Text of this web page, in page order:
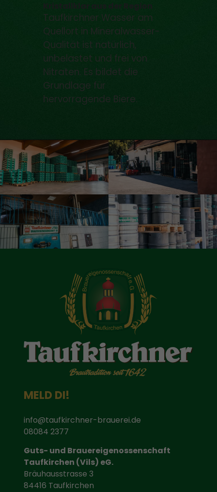
Kristallklar aus der Region
Taufkirchner Wasser am
Quellort in Mineralwasser-
Qualität ist natürlich,
unbelastet und frei von
Nitraten. Es bildet die
Grundlage für
hervorragende Biere.
MELD DI!
info@taufkirchner-brauerei.de
08084 2377
Guts- und Brauereigenossenschaft
Taufkirchen (Vils) eG.
Bräuhausstrasse 3
84416 Taufkirchen